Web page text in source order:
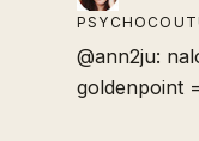
@ann2ju:
goldenpoint